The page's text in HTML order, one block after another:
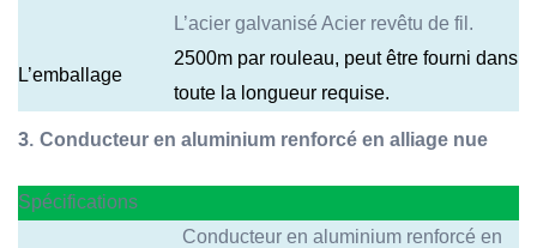
L’acier galvanisé Acier revêtu de fil.
L’emballage
2500m par rouleau, peut être fourni dans
toute la longueur requise.
3. Conducteur en aluminium renforcé en alliage nue
Spécifications
Conducteur en aluminium renforcé en